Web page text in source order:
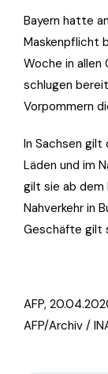
Bayern hatte
Maskenpflicht
Woche in allen
schlugen
Vorpommern
In Sachsen
Läden und im
gilt sie ab
Nahverkehr in
Geschäfte gilt
AFP,
AFP/Archiv /